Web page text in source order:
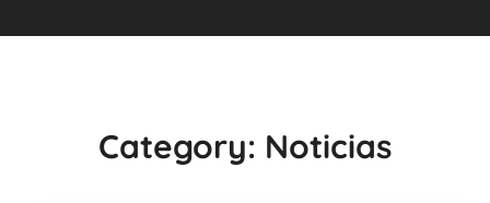
Category: Noticias